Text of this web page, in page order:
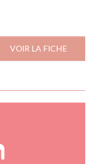
VOIR LA FICHE